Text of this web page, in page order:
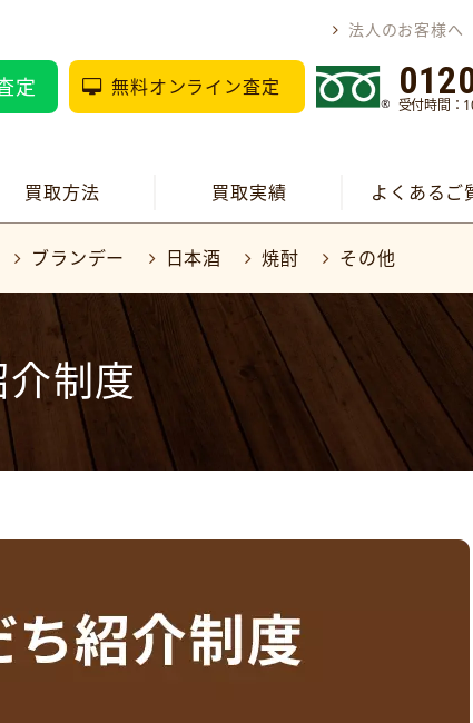
法人のお客様へ
定 無料オンライン査定
受付時間：
買取方法 買取実績 よくあるご
ブランデー 日本酒 焼酎 その他
制度